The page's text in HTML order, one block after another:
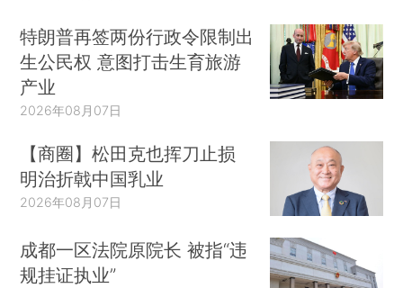
特朗普再签两份行政令限制出
生公民权 意图打击生育旅游
产业
2026年08月07日
【商圈】松田克也挥刀止损
明治折戟中国乳业
2026年08月07日
成都一区法院原院长 被指“违
规挂证执业”